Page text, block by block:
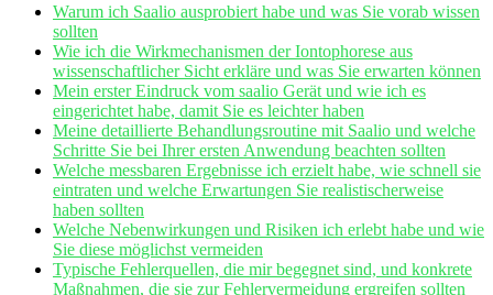
Warum ich Saalio ausprobiert habe und was Sie vorab ⁢wissen
sollten
Wie ich die Wirkmechanismen der Iontophorese aus
wissenschaftlicher Sicht erkläre und was Sie erwarten können
Mein erster ​Eindruck vom saalio Gerät und wie ich es
eingerichtet habe,‌ damit Sie​ es⁢ leichter haben
Meine‌ detaillierte Behandlungsroutine mit Saalio ​und⁢ welche
Schritte Sie bei​ Ihrer ersten Anwendung‍ beachten sollten
Welche ⁤messbaren⁣ Ergebnisse ich⁣ erzielt habe, wie schnell sie
eintraten und welche Erwartungen Sie realistischerweise
haben sollten
Welche Nebenwirkungen und Risiken ⁢ich erlebt habe und wie
Sie ‍diese möglichst vermeiden
Typische Fehlerquellen, die mir begegnet sind, und ⁢konkrete
Maßnahmen, die sie zur Fehlervermeidung⁢ ergreifen sollten